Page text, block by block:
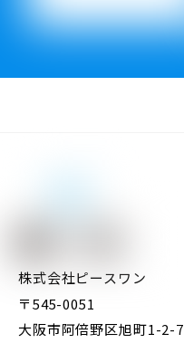
株式会社ピースワン
〒545-0051
大阪市阿倍野区旭町1-2-7